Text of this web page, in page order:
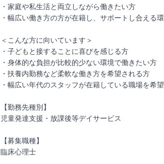
・家庭や私生活と両立しながら働きたい方
・幅広い働き方の方が在籍し、サポートし合える
＜こんな方に向いています＞
・子どもと接することに喜びを感じる方
・身体的な負担が比較的少ない環境で働きたい方
・扶養内勤務など柔軟な働き方を希望される方
・幅広い年代のスタッフが在籍している職場を希
【勤務先種別】
児童発達支援・放課後等デイサービス
【募集職種】
臨床心理士